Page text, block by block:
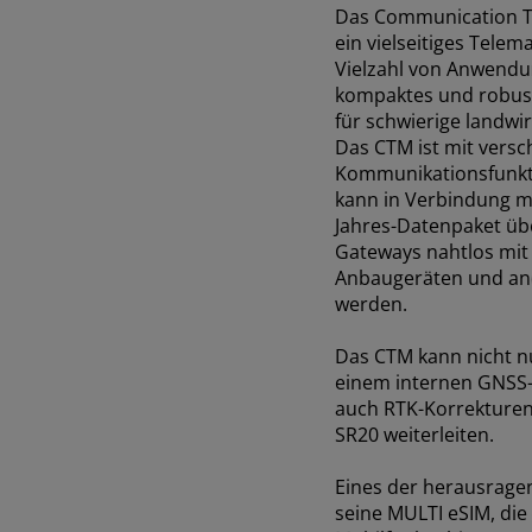
Das Communication
ein vielseitiges
Vielzahl von
kompaktes und
für schwierige
Das CTM ist mit
kann in Verbindung
Jahres-Datenpaket
Gateways nahtlos
Anbaugeräten und
werden.
Das CTM kann nicht
einem internen
auch RTK-
SR20 weiterleiten.
Eines der
seine MULTI eSIM,